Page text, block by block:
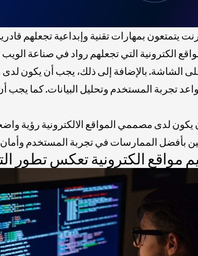
يتمتعون بمهارات تقنية وإبداعية تجعلهم
الكترونية التي تجعلهم رواد في صناعة
تجربة المستخدم وتحليل البيانات. كما
لدى مصممي المواقع الالكترونية رؤية
بأفضل الممارسات في تجربة المستخدم
مواقع الكترونية تعكس تطور